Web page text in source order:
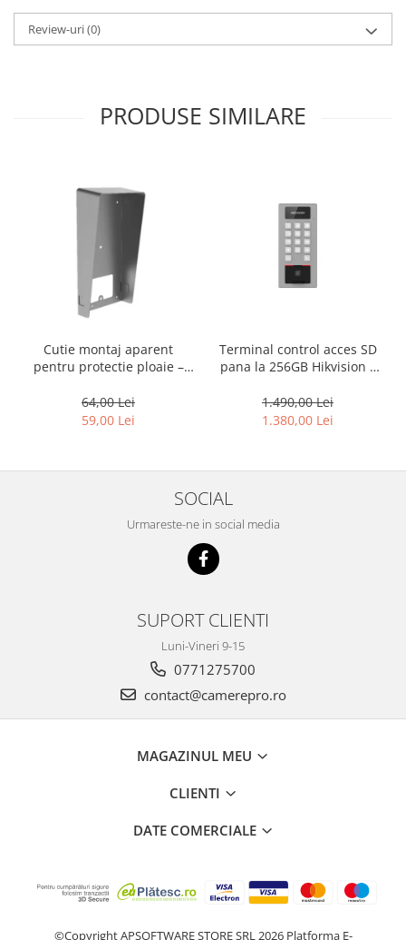
Review-uri(0)
PRODUSE SIMILARE
Cutie montaj aparent
pentru protectie ploaie –
64,00 Lei
59,00 Lei
Terminal control acces SD
pana la 256GB Hikvision –
amprenta + pin
1.490,00 Lei
1.380,00 Lei
SOCIAL
Urmareste-ne in social media
SUPORT CLIENTI
Luni-Vineri 9-15
0771275700
contact@camerepro.ro
MAGAZINUL MEU
CLIENTI
DATE COMERCIALE
©Copyright APSOFTWARE STORE SRL 2026 Platforma E-